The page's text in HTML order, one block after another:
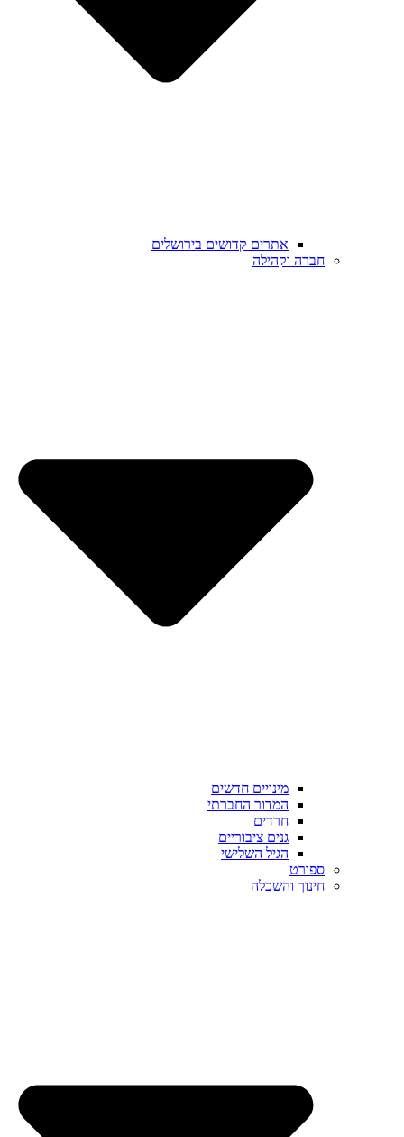
אתרים קדושים בירושלים
חברה וקהילה
מינויים חדשים
המדור החברתי
חרדים
גנים ציבוריים
הגיל השלישי
ספורט
חינוך והשכלה